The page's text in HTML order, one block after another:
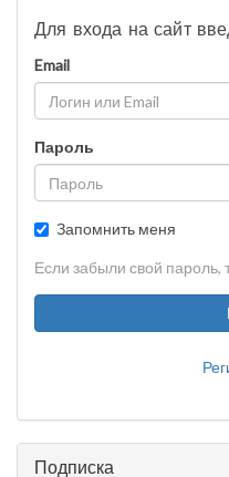
Для входа на сайт
Email
Пароль
Запомнить меня
Если забыли свой пароль,
Подписка